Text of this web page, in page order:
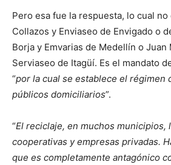
Pero esa fue la respuesta, lo cual
Collazos y Enviaseo de Envigado o
Borja y Emvarias de Medellín o Juan
Serviaseo de Itagüí. Es el mandato
“por la cual se establece el régimen
públicos domiciliarios”.
“El reciclaje, en muchos municipios,
cooperativas y empresas privadas.
que es completamente antagónico